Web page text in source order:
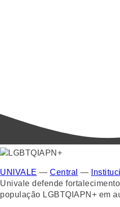
UNIVALE — Central —
Univale defende
população LGBTQIAPN+ em